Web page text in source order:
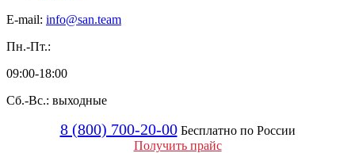
E-mail: info@san.team
Пн.-Пт.:
09:00-18:00
Сб.-Вс.: выходные
8 (800) 700-20-00 Бесплатно по России
Получить прайс